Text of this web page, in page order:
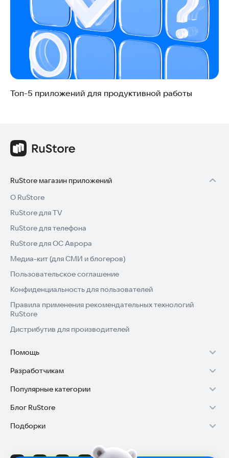
Топ-5 приложений для продуктивной работы
RuStore магазин приложений
О RuStore
RuStore для TV
RuStore для телефона
RuStore для ОС Аврора
Медиа-кит (для СМИ и блогеров)
Пользовательское соглашение
Конфиденциальность для пользователей
Правила применения рекомендательных технологий
RuStore
Дистрибутив для производителей
Помощь
Установка RuStore на TV
Покупки и возвраты
Разработчикам
Зарабатывать с RuStore
Блог RuStore для разработчиков
Популярные категории
Игры для Android
Блог RuStore
Обзоры игр для Android 2025
Лайфхаки и советы для Android-пользователей
Подборки